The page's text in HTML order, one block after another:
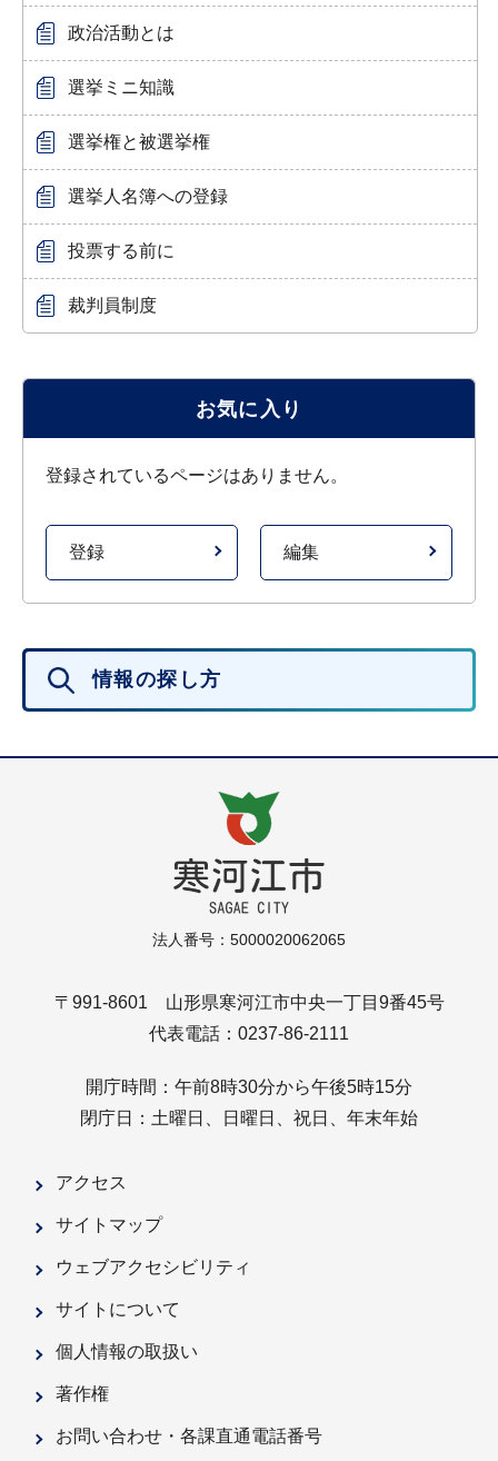
政治活動とは
選挙ミニ知識
選挙権と被選挙権
選挙人名簿への登録
投票する前に
裁判員制度
お気に入り
登録されているページはありません。
登録 編集
情報の探し方
法人番号：5000020062065
〒991-8601 山形県寒河江市中央一丁目9番45号
代表電話：0237-86-2111
開庁時間：午前8時30分から午後5時15分
閉庁日：土曜日、日曜日、祝日、年末年始
アクセス
サイトマップ
ウェブアクセシビリティ
サイトについて
個人情報の取扱い
著作権
お問い合わせ・各課直通電話番号